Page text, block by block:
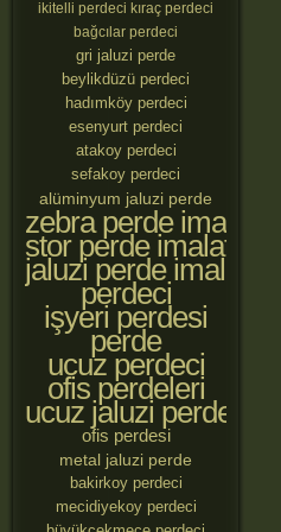
ikitelli perdeci kıraç perdeci
bağcılar perdeci
gri jaluzi perde
beylikdüzü perdeci
hadımköy perdeci
esenyurt perdeci
atakoy perdeci
sefakoy perdeci
alüminyum jaluzi perde
zebra perde
stor perde imalatçıları
jaluzi perde
perdeci
işyeri perdesi
perde
ucuz perdeci
ofis perdeleri
ucuz jaluzi perde
ofis perdesi
metal jaluzi perde
bakirkoy perdeci
mecidiyekoy perdeci